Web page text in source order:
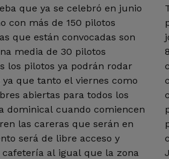
que ya se celebró en junio
con más de 150 pilotos
que están convocadas son
media de 30 pilotos
los pilotos ya podrán rodar
que tanto el viernes como
abiertas para todos los
dominical cuando comiencen
las careras que serán en
será de libre acceso y
al igual que la zona